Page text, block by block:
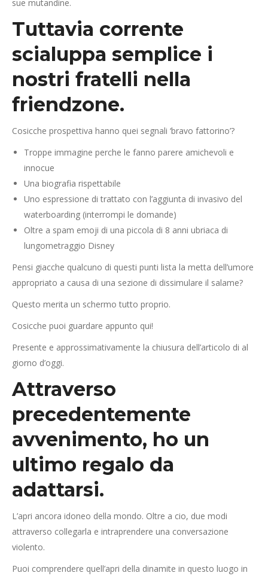
sue mutandine.
Tuttavia corrente
scialuppa semplice i
nostri fratelli nella
friendzone.
Cosicche prospettiva hanno quei segnali ‘bravo fattorino’?
Troppe immagine perche le fanno parere amichevoli e
innocue
Una biografia rispettabile
Uno espressione di trattato con l’aggiunta di invasivo del
waterboarding (interrompi le domande)
Oltre a spam emoji di una piccola di 8 anni ubriaca di
lungometraggio Disney
Pensi giacche qualcuno di questi punti lista la metta dell’umore
appropriato a causa di una sezione di dissimulare il salame?
Questo merita un schermo tutto proprio.
Cosicche puoi guardare appunto qui!
Presente e approssimativamente la chiusura dell’articolo di al
giorno d’oggi.
Attraverso
precedentemente
avvenimento, ho un
ultimo regalo da
adattarsi.
L’apri ancora idoneo della mondo. Oltre a cio, due modi
attraverso collegarla e intraprendere una conversazione
violento.
Puoi comprendere quell’apri della dinamite in questo luogo in